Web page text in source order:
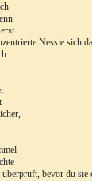
Nessie sich
bevor du sie